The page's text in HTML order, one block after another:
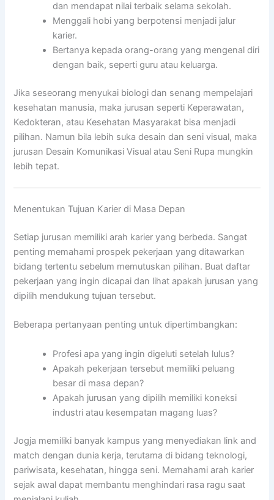
dan mendapat nilai terbaik selama sekolah.
Menggali hobi yang berpotensi menjadi jalur
karier.
Bertanya kepada orang-orang yang mengenal diri
dengan baik, seperti guru atau keluarga.
Jika seseorang menyukai biologi dan senang mempelajari
kesehatan manusia, maka jurusan seperti Keperawatan,
Kedokteran, atau Kesehatan Masyarakat bisa menjadi
pilihan. Namun bila lebih suka desain dan seni visual, maka
jurusan Desain Komunikasi Visual atau Seni Rupa mungkin
lebih tepat.
Menentukan Tujuan Karier di Masa Depan
Setiap jurusan memiliki arah karier yang berbeda. Sangat
penting memahami prospek pekerjaan yang ditawarkan
bidang tertentu sebelum memutuskan pilihan. Buat daftar
pekerjaan yang ingin dicapai dan lihat apakah jurusan yang
dipilih mendukung tujuan tersebut.
Beberapa pertanyaan penting untuk dipertimbangkan:
Profesi apa yang ingin digeluti setelah lulus?
Apakah pekerjaan tersebut memiliki peluang
besar di masa depan?
Apakah jurusan yang dipilih memiliki koneksi
industri atau kesempatan magang luas?
Jogja memiliki banyak kampus yang menyediakan link and
match dengan dunia kerja, terutama di bidang teknologi,
pariwisata, kesehatan, hingga seni. Memahami arah karier
sejak awal dapat membantu menghindari rasa ragu saat